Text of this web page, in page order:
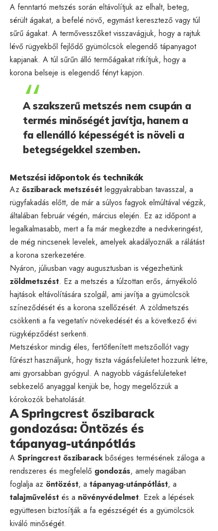
A fenntartó metszés során eltávolítjuk az elhalt, beteg,
sérült ágakat, a befelé növő, egymást keresztező vagy túl
sűrű ágakat. A termővesszőket visszavágjuk, hogy a rajtuk
lévő rügyekből fejlődő gyümölcsök elegendő tápanyagot
kapjanak. A túl sűrűn álló termőágakat ritkítjuk, hogy a
korona belseje is elegendő fényt kapjon.
A szakszerű metszés nem csupán a
termés minőségét javítja, hanem a
fa ellenálló képességét is növeli a
betegségekkel szemben.
Metszési időpontok és technikák
Az őszibarack metszését leggyakrabban tavasszal, a
rügyfakadás előtt, de már a súlyos fagyok elmúltával végzik,
általában február végén, március elején. Ez az időpont a
legalkalmasabb, mert a fa már megkezdte a nedvkeringést,
de még nincsenek levelek, amelyek akadályoznák a rálátást
a korona szerkezetére.
Nyáron, júliusban vagy augusztusban is végezhetünk
zöldmetszést. Ez a metszés a túlzottan erős, árnyékoló
hajtások eltávolítására szolgál, ami javítja a gyümölcsök
színeződését és a korona szellőzését. A zöldmetszés
csökkenti a fa vegetatív növekedését és a következő évi
rügyképződést serkenti.
Metszéskor mindig éles, fertőtlenített metszőollót vagy
fűrészt használjunk, hogy tiszta vágásfelületet hozzunk létre,
ami gyorsabban gyógyul. A nagyobb vágásfelületeket
sebkezelő anyaggal kenjük be, hogy megelőzzük a
kórokozók behatolását.
A Springcrest őszibarack
gondozása: Öntözés és
tápanyag-utánpótlás
A Springcrest őszibarack bőséges termésének záloga a
rendszeres és megfelelő gondozás, amely magában
foglalja az öntözést, a tápanyag-utánpótlást, a
talajművelést és a növényvédelmet. Ezek a lépések
együttesen biztosítják a fa egészségét és a gyümölcsök
kiváló minőségét.